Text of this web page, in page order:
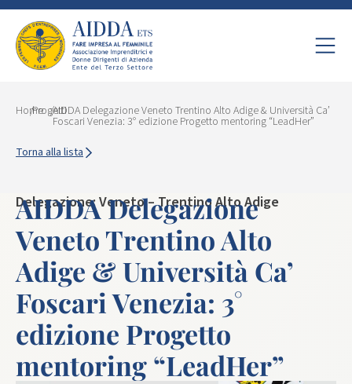
Home
/Progetti
/AIDDA Delegazione Veneto Trentino Alto Adige & Università Ca’
Foscari Venezia: 3° edizione Progetto mentoring “LeadHer”
Torna alla lista
Delegazione: Veneto – Trentino Alto Adige
AIDDA Delegazione
Veneto Trentino Alto
Adige & Università Ca’
Foscari Venezia: 3°
edizione Progetto
mentoring “LeadHer”